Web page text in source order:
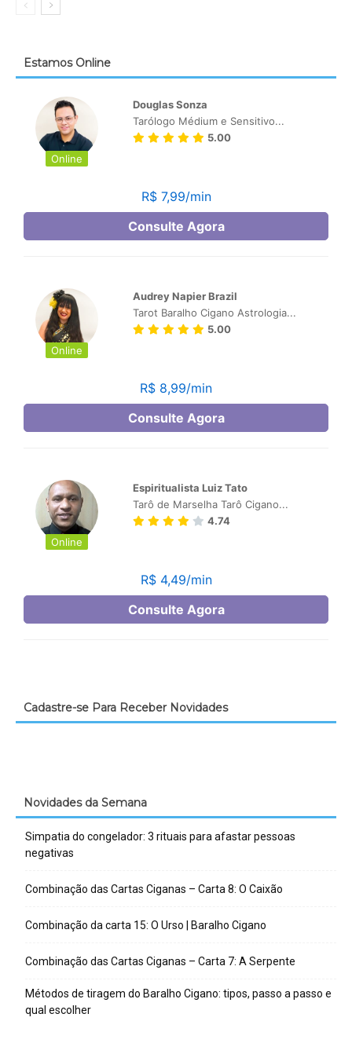
Estamos Online
Cadastre-se Para Receber Novidades
Novidades da Semana
Simpatia do congelador: 3 rituais para afastar pessoas
negativas
Combinação das Cartas Ciganas – Carta 8: O Caixão
Combinação da carta 15: O Urso | Baralho Cigano
Combinação das Cartas Ciganas – Carta 7: A Serpente
Métodos de tiragem do Baralho Cigano: tipos, passo a passo e
qual escolher